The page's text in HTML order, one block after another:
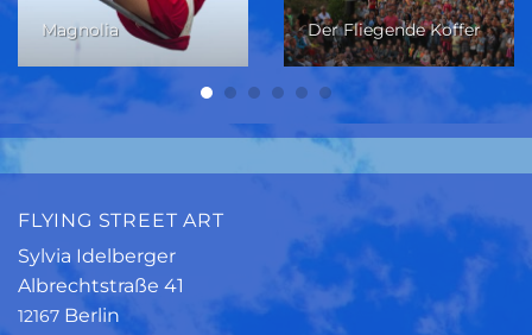
Magnolia Der Fliegende Koffer
FLYING STREET ART
Sylvia Idelberger
Albrechtstraße 41
12167 Berlin